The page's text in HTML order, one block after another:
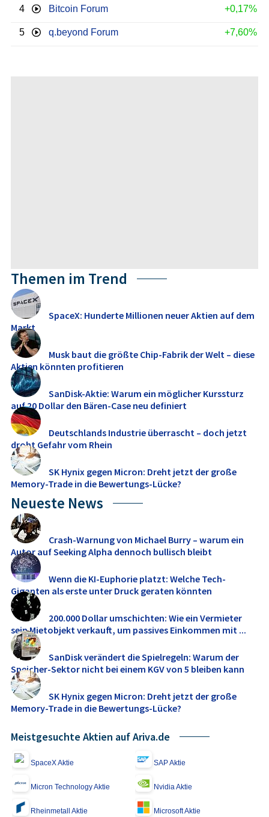
4 Bitcoin Forum +0,17%
5 q.beyond Forum +7,60%
Themen im Trend
SpaceX: Hunderte Millionen neuer Aktien auf dem
Markt
Musk baut die größte Chip-Fabrik der Welt – diese
Aktien könnten profitieren
SanDisk-Aktie: Warum ein möglicher Kurssturz
auf 20 Dollar den Bären-Case neu definiert
Deutschlands Industrie überrascht – doch jetzt
droht Gefahr vom Rhein
SK Hynix gegen Micron: Dreht jetzt der große
Memory‑Trade in die Bewertungs-Lücke?
Neueste News
Crash-Warnung von Michael Burry – warum ein
Autor auf Seeking Alpha dennoch bullisch bleibt
Wenn die KI-Euphorie platzt: Welche Tech-
Giganten als erste unter Druck geraten könnten
200.000 Dollar umschichten: Wie ein Vermieter
sein Mietobjekt verkauft, um passives Einkommen mit ...
SanDisk verändert die Spielregeln: Warum der
Speicher-Sektor nicht bei einem KGV von 5 bleiben kann
SK Hynix gegen Micron: Dreht jetzt der große
Memory‑Trade in die Bewertungs-Lücke?
Meistgesuchte Aktien auf Ariva.de
SpaceX Aktie SAP Aktie
Micron Technology Aktie Nvidia Aktie
Rheinmetall Aktie Microsoft Aktie